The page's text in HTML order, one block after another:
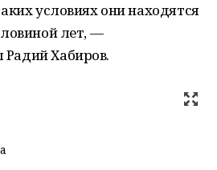
условиях они находятся
лет, —
Хабиров.